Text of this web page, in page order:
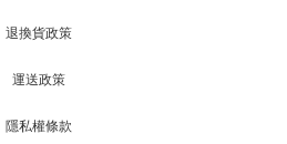
退換貨政策
運送政策
隱私權條款